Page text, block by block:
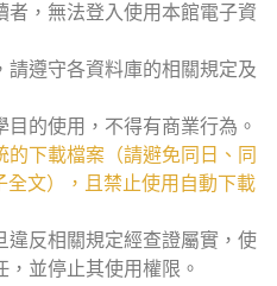
者，無法登入使用本館電子資
請遵守各資料庫的相關規定及
目的使用，不得有商業行為。
下載檔案（請避免同日、同
全文），且禁止使用自動下載
違反相關規定經查證屬實，使
並停止其使用權限。